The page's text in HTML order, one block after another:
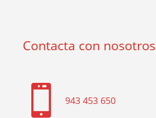
Contacta con nosotros
 943 453 650